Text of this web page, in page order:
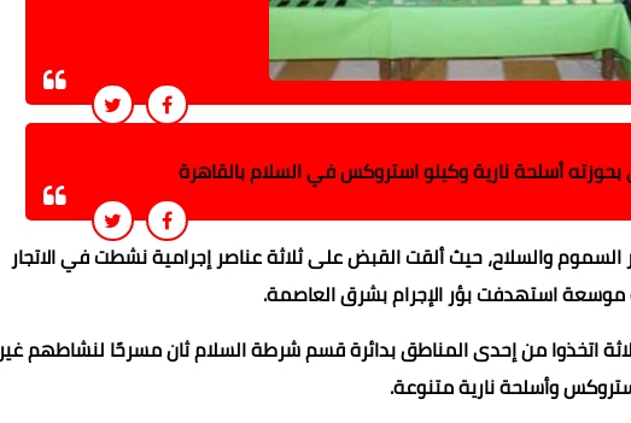
أسلحة نارية وكيلو استروكس في السلام بالقاهرة
والسلاح، حيث ألقت القبض على ثلاثة عناصر إجرامية نشطت في الاتجار
موسعة استهدفت بؤر الإجرام بشرق العاصمة.
اتخذوا من إحدى المناطق بدائرة قسم شرطة السلام ثان مسرحًا لنشاطهم غير
وأسلحة نارية متنوعة.